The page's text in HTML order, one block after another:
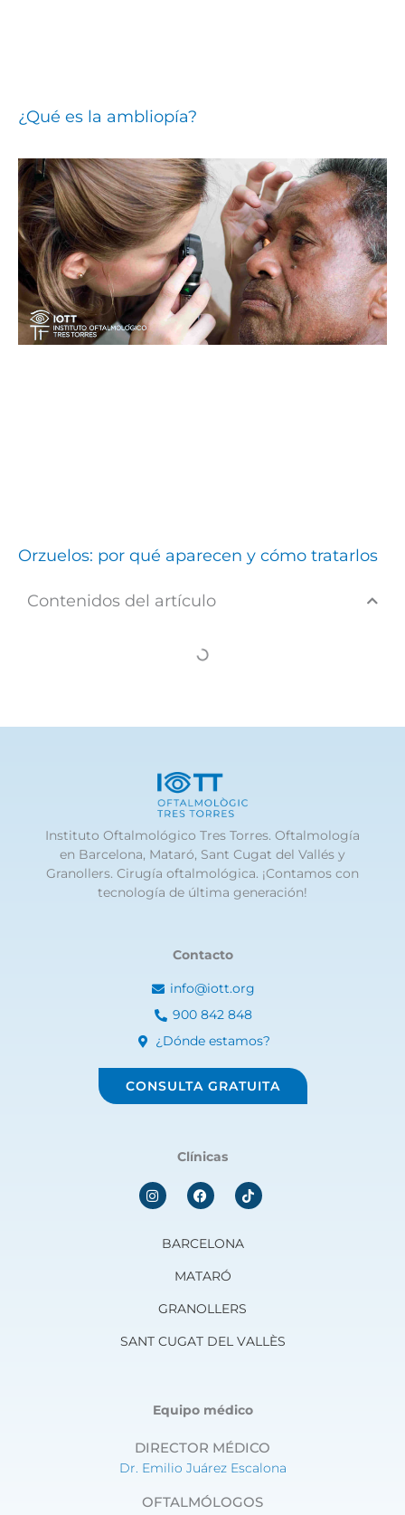
¿Qué es la ambliopía?
Orzuelos: por qué aparecen y cómo tratarlos
Contenidos del artículo
Instituto Oftalmológico Tres Torres. Oftalmología
en Barcelona, Mataró, Sant Cugat del Vallés y
Granollers. Cirugía oftalmológica. ¡Contamos con
tecnología de última generación!
Contacto
info@iott.org
900 842 848
¿Dónde estamos?
CONSULTA GRATUITA
Clínicas
I
n
F
a
b
o
k
BARCELONA
MATARÓ
GRANOLLERS
SANT CUGAT DEL VALLÈS
Equipo médico
DIRECTOR MÉDICO
Dr. Emilio Juárez Escalona
OFTALMÓLOGOS